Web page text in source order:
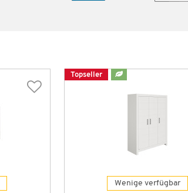
Topseller
Wenige verfügbar